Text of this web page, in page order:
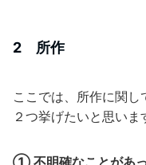
2 所作
ここでは、所作に関
２つ挙げたいと思いま
① 不明確なことがあ